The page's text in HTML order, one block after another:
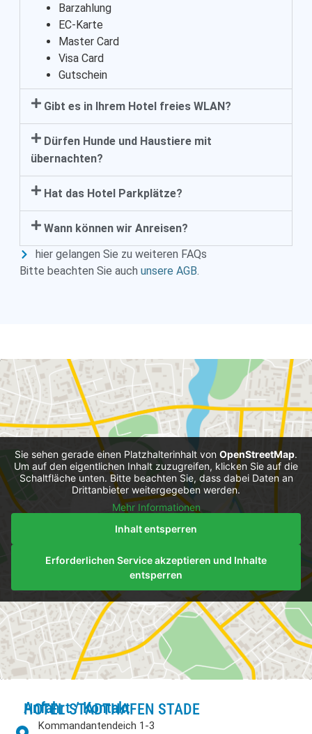
Barzahlung
EC-Karte
Master Card
Visa Card
Gutschein
Gibt es in Ihrem Hotel freies WLAN?
Dürfen Hunde und Haustiere mit
übernachten?
Hat das Hotel Parkplätze?
Wann können wir Anreisen?
hier gelangen Sie zu weiteren FAQs
Bitte beachten Sie auch unsere AGB.
Sie sehen gerade einen Platzhalterinhalt von OpenStreetMap.
Um auf den eigentlichen Inhalt zuzugreifen, klicken Sie auf die
Schaltfläche unten. Bitte beachten Sie, dass dabei Daten an
Drittanbieter weitergegeben werden.
Mehr Informationen
Inhalt entsperren
Erforderlichen Service akzeptieren und Inhalte
entsperren
Anfahrt / Kontakt
HOTEL STADTHAFEN STADE
Kommandantendeich 1-3